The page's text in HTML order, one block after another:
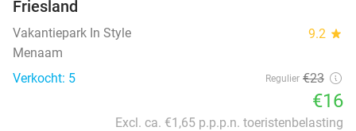
Friesland
Vakantiepark In Style 9.2 star
Menaam
Verkocht: 5
Regulier €23
€16
Excl. ca. €1,65 p.p.p.n. toeristenbelasting